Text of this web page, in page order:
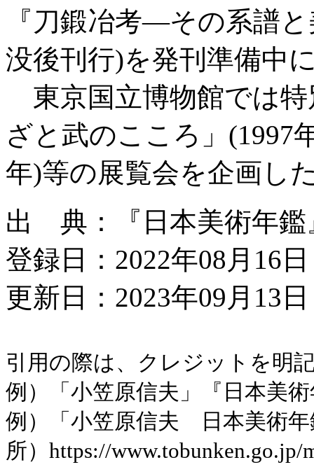
『刀鍛冶考―その系譜
没後刊行)を発刊準備中
東京国立博物館では
ざと武のこころ」(1997
年)等の展覧会を企画し
出 典：『日本美術年鑑
登録日：2022年08月16日
更新日：2023年09月13
引用の際は、クレジットを明
例）「小笠原信夫」『日本美
例）「小笠原信夫 日本美術年
所）https://